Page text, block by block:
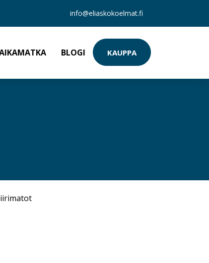
info@eliaskokoelmat.fi
BLOGI KAUPPA